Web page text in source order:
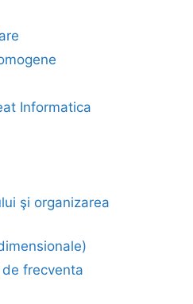
Informatica
şi organizarea
frecventa